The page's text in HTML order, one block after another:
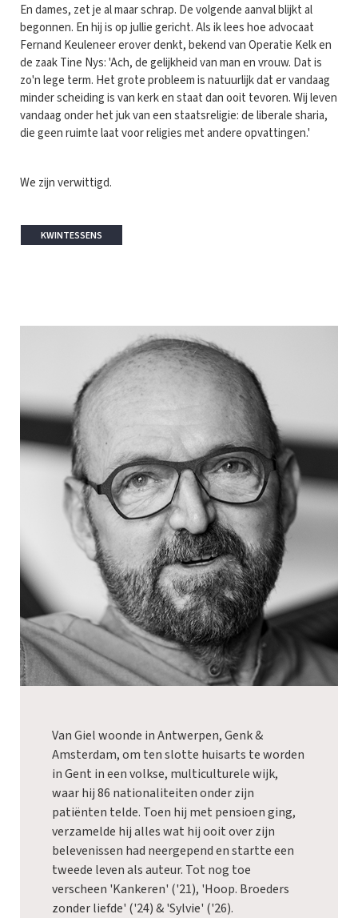
En dames, zet je al maar schrap. De volgende aanval blijkt al
begonnen. En hij is op jullie gericht. Als ik lees hoe advocaat
Fernand Keuleneer erover denkt, bekend van Operatie Kelk en
de zaak Tine Nys: 'Ach, de gelijkheid van man en vrouw. Dat is
zo'n lege term. Het grote probleem is natuurlijk dat er vandaag
minder scheiding is van kerk en staat dan ooit tevoren. Wij leven
vandaag onder het juk van een staatsreligie: de liberale sharia,
die geen ruimte laat voor religies met andere opvattingen.'
We zijn verwittigd.
KWINTESSENS
Van Giel woonde in Antwerpen, Genk &
Amsterdam, om ten slotte huisarts te worden
in Gent in een volkse, multiculturele wijk,
waar hij 86 nationaliteiten onder zijn
patiënten telde. Toen hij met pensioen ging,
verzamelde hij alles wat hij ooit over zijn
belevenissen had neergepend en startte een
tweede leven als auteur. Tot nog toe
verscheen 'Kankeren' ('21), 'Hoop. Broeders
zonder liefde' ('24) & 'Sylvie' ('26).